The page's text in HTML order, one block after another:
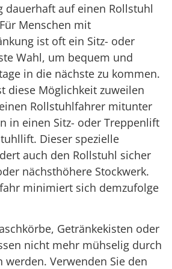
dauerhaft auf einen Rollstuhl
Menschen mit
ist oft ein Sitz- oder
Wahl, um bequem und
in die nächste zu kommen.
diese Möglichkeit zuweilen
Rollstuhlfahrer mitunter
in einen Sitz- oder Treppenlift
Dieser spezielle
auch den Rollstuhl sicher
nächsthöhere Stockwerk.
minimiert sich demzufolge
Getränkekisten oder
nicht mehr mühselig durch
werden. Verwenden Sie den